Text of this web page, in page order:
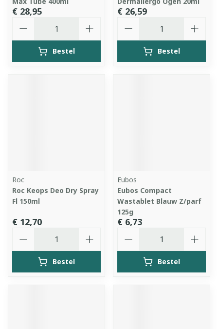
€ 28,95
Bestel
€ 26,59
Bestel
Roc
Roc Keops Deo Dry Spray
Fl 150ml
€ 12,70
Bestel
Eubos
Eubos Compact
Wastablet Blauw Z/parf
125g
€ 6,73
Bestel